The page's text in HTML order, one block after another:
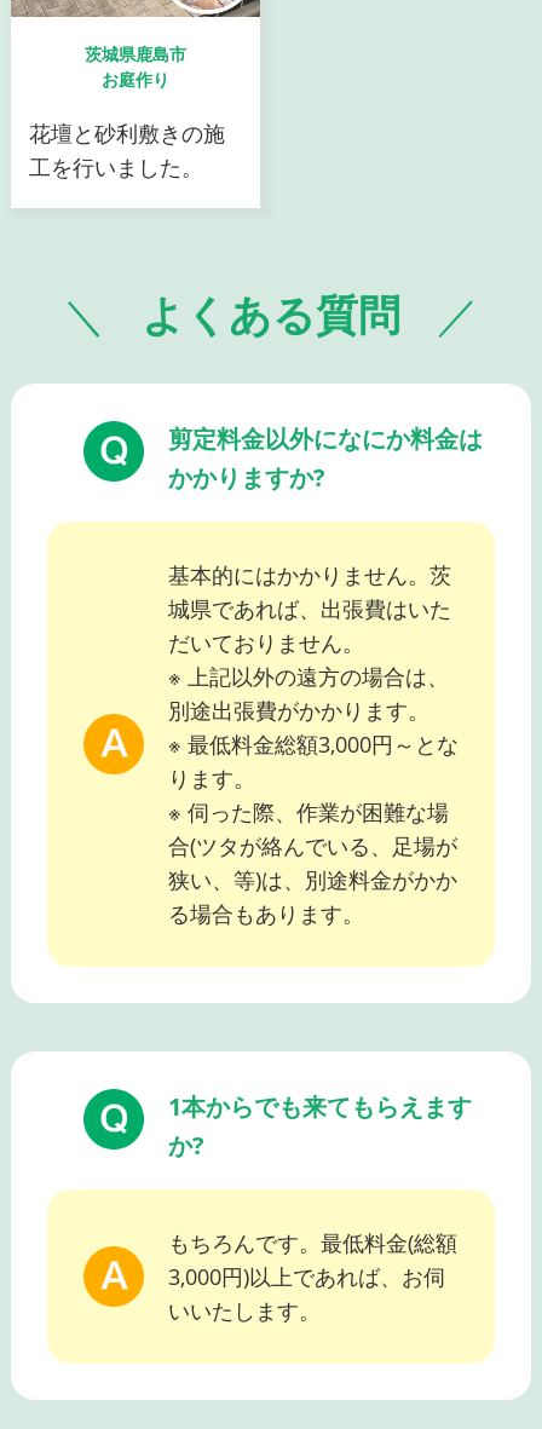
茨城県鹿島市
お庭作り
花壇と砂利敷きの施
工を行いました。
よくある質問
剪定料金以外になにか料金は
かかりますか?
基本的にはかかりません。茨
城県であれば、出張費はいた
だいておりません。
※ 上記以外の遠方の場合は、
別途出張費がかかります。
※ 最低料金総額3,000円～とな
ります。
※ 伺った際、作業が困難な場
合(ツタが絡んでいる、足場が
狭い、等)は、別途料金がかか
る場合もあります。
1本からでも来てもらえます
か?
もちろんです。最低料金(総額
3,000円)以上であれば、お伺
いいたします。